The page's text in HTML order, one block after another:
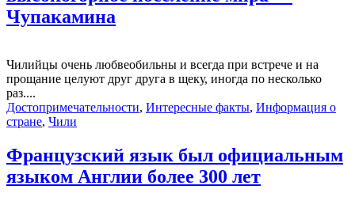
Чупакамина
Чилийцы очень любвеобильны и всегда при встрече и на
прощание целуют друг друга в щеку, иногда по несколько
раз....
Достопримечательности, Интересные факты, Информация о
стране, Чили
Французский язык был официальным
языком Англии более 300 лет